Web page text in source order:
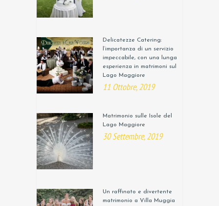
Delicatezze Catering:
l’importanza di un servizio
impeccabile, con una lunga
esperienza in matrimoni sul
Lago Maggiore
11 Ottobre, 2019
Matrimonio sulle Isole del
Lago Maggiore
30 Settembre, 2019
Un raffinato e divertente
matrimonio a Villa Muggia